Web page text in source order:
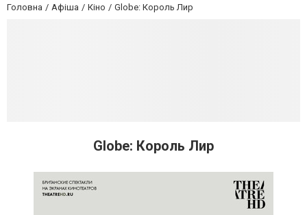
Головна Афіша Кіно Globe: Король Лир
Globe: Король Лир